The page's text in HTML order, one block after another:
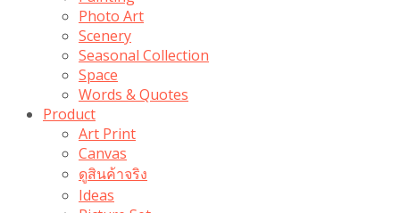
Photo Art
Scenery
Seasonal Collection
Space
Words & Quotes
Product
Art Print
Canvas
ดูสินค้าจริง
Ideas